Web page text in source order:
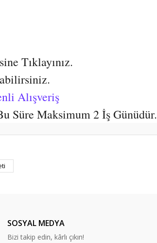
Tıklayınız.
Alışveriş
Süre Maksimum 2 İş Günüdür.
SOSYAL MEDYA
Bizi takip edin, kârlı çıkın!